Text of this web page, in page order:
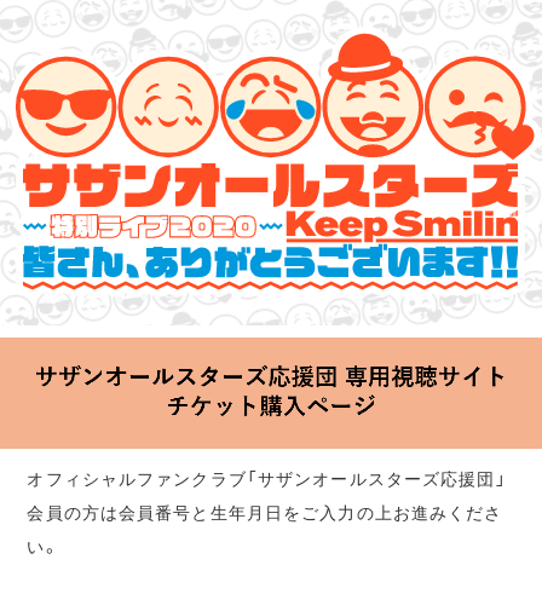
サザンオールスターズ 特別ライブ 2020
「Keep Smilin’～皆さん、ありがとうございます!!～」
2020.06.25 Thu 20:00 Start at 横浜アリーナ
オフィシャルファンクラブ「サザンオールスターズ応援団」
会員の方は会員番号と生年月日をご入力の上お進みくださ
い。